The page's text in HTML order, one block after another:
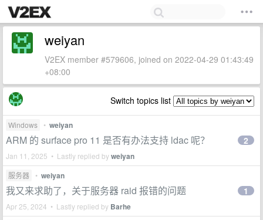
weiyan
V2EX member #579606, joined on 2022-04-29 01:43:49
+08:00
Switch topics list
Windows • weiyan
ARM 的 surface pro 11 是否有办法支持 ldac 呢？
Jan 11, 2025 • Lastly replied byweiyan
2
服务器 • weiyan
我又来求助了，关于服务器 raid 报错的问题
Apr 25, 2024 • Lastly replied by Barhe
1